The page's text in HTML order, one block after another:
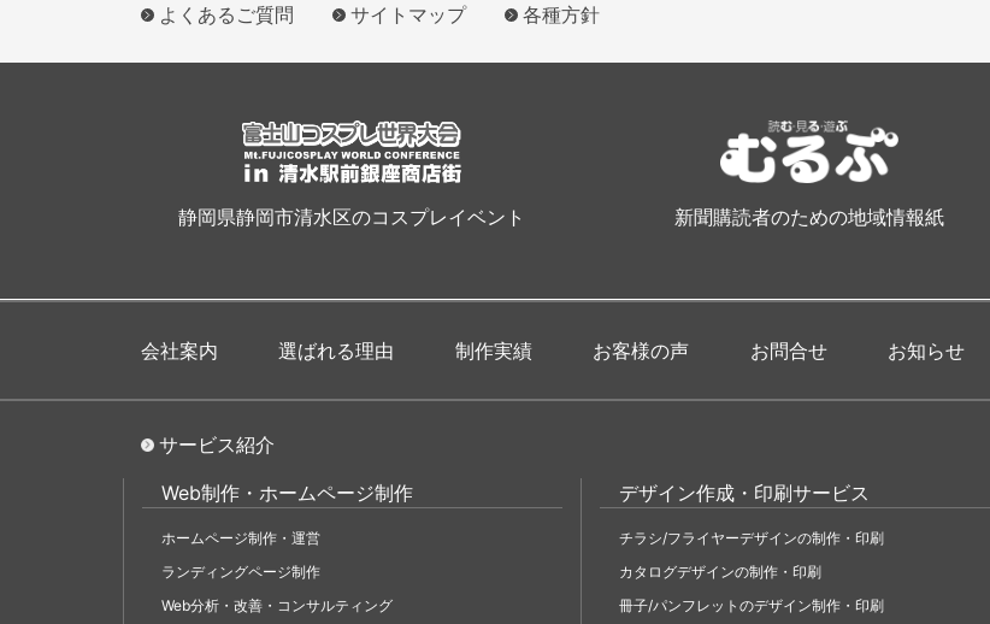
よくあるご質問 サイトマップ 各種方針
静岡県静岡市清水区のコスプレイベント 新聞購読者のための地域情報紙
会社案内 選ばれる理由 制作実績 お客様の声 お問合せ お知らせ
サービス紹介
Web制作・ホームページ制作
ホームページ制作・運営
ランディングページ制作
Web分析・改善・コンサルティング
デザイン作成・印刷サービス
チラシ/フライヤーデザインの制作・印刷
カタログデザインの制作・印刷
冊子/パンフレットのデザイン制作・印刷